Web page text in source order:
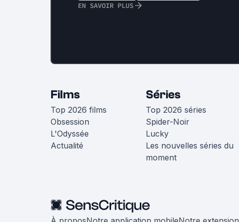
EN SAVOIR PLUS
Films
Top 2026 films
Obsession
L'Odyssée
Actualité
Séries
Top 2026 séries
Spider-Noir
Lucky
Les nouvelles séries du
moment